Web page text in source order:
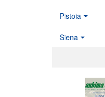
Pistoia
Siena